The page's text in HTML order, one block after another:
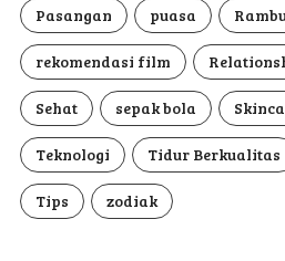
Pasangan puasa
rekomendasi film
Sehat sepak bola
Teknologi Tidur Berkualitas
Tips zodiak